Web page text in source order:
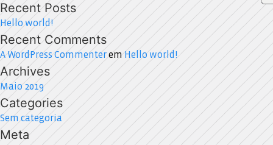
Recent Posts
Hello world!
Recent Comments
A WordPress Commenterem Hello world!
Archives
Maio 2019
Categories
Sem categoria
Meta